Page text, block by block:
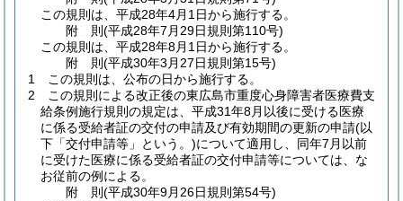
この規則は、平成28年4月1日から施行する。
附 則(平成28年7月29日規則第110号)
この規則は、平成28年8月1日から施行する。
附 則(平成30年3月27日規則第15号)
1
この規則は、公布の日から施行する。
2
この規則による改正後の東広島市重度心身障害者医療費支
給条例施行規則の規定は、平成31年8月以後に受ける医療
に係る受給者証の交付の申請及び有効期間の更新の申請(以
下「交付申請等」という。)について適用し、同年7月以前
に受けた医療に係る受給者証の交付申請等については、な
お従前の例による。
附 則(平成30年9月26日規則第54号)